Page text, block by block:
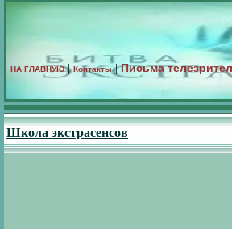
НА ГЛАВНУЮ|Контакты|Письма
Школа экстрасенсов